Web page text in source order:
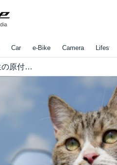
Car e-Bike Camera
今回のホンタマ先生の原付指南はウインカーの巻